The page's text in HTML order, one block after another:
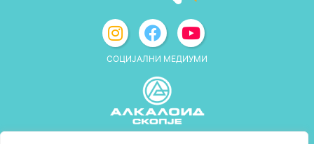
СОЦИЈАЛНИ МЕДИУМИ